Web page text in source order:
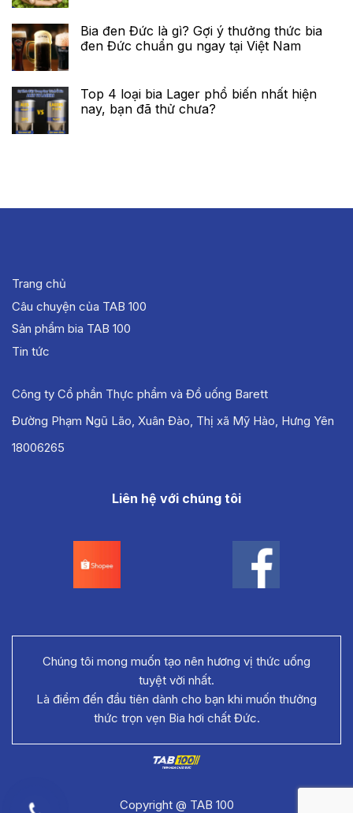
Bia đen Đức là gì? Gợi ý thưởng thức bia
đen Đức chuẩn gu ngay tại Việt Nam
Top 4 loại bia Lager phổ biến nhất hiện
nay, bạn đã thử chưa?
Trang chủ
Câu chuyện của TAB 100
Sản phẩm bia TAB 100
Tin tức
Công ty Cổ phần Thực phẩm và Đồ uống Barett
Đường Phạm Ngũ Lão, Xuân Đào, Thị xã Mỹ Hào, Hưng Yên
18006265
Liên hệ với chúng tôi
Chúng tôi mong muốn tạo nên hương vị thức uống
tuyệt vời nhất.
Là điểm đến đầu tiên dành cho bạn khi muốn thưởng
thức trọn vẹn Bia hơi chất Đức.
Copyright @ TAB 100